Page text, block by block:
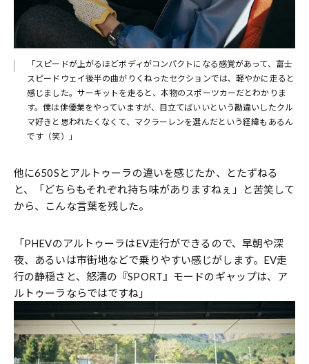
「スピードが上がるほどボディがコンパクトになる感覚があって、富士
スピードウェイ後半の曲がりくねったセクションでは、軽やかに走ると
感じました。サーキットを走ると、本物のスポーツカーだとわかりま
す。僕は俳優業をやっていますが、目立てばいいという勘違いしたクル
マ好きと思われたくなくて、マクラーレンを選んだという経緯もあるん
です（笑）」
他に650Sとアルトゥーラの違いを感じたか、とたずねる
と、「どちらもそれぞれ持ち味がありますねぇ」と苦笑して
から、こんな言葉を残した。
「PHEVのアルトゥーラはEV走行ができるので、早朝や深
夜、あるいは市街地などで乗りやすい感じがします。EV走
行の静穏さと、怒濤の『SPORT』モードのギャップは、ア
ルトゥーラならではですね」